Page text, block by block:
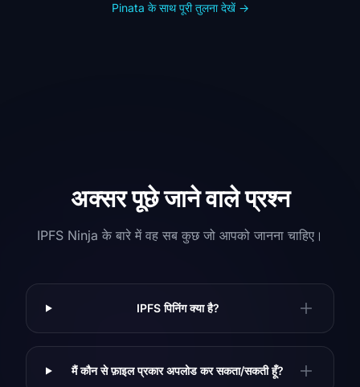
Pinata के साथ पूरी तुलना देखें→
अक्सर पूछे जाने वाले प्रश्न
IPFS Ninja के बारे में वह सब कुछ जो आपको जानना चाहिए।
IPFS पिनिंग क्या है?
मैं कौन से फ़ाइल प्रकार अपलोड कर सकता/सकती हूँ?